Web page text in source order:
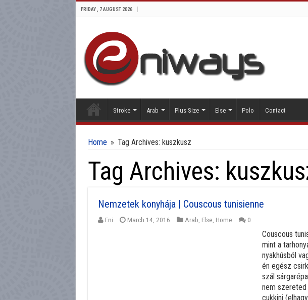
FRIDAY , 7 AUGUST 2026
Stroke Arab Plus Size Else Polo Contact
Home » Tag Archives: kuszkusz
Tag Archives:
Nemzetek konyhája | Couscous tunisienne
Eni March 14, 2016 Arab Else Home 0
Couscous
mint a
nyakhúsból
én egész
szál
nem
cukkini